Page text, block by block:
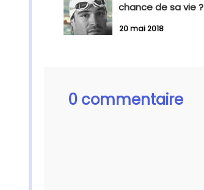
chance de sa vie ?
20 mai 2018
0 commentaire